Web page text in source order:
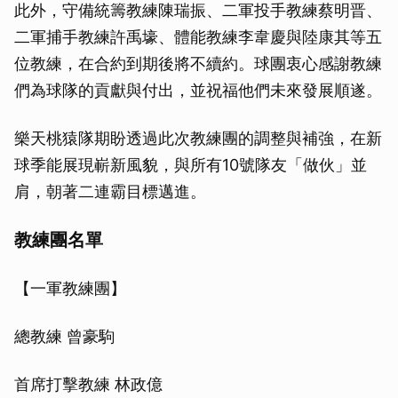
此外，守備統籌教練陳瑞振、二軍投手教練蔡明晋、
二軍捕手教練許禹壕、體能教練李韋慶與陸康其等五
位教練，在合約到期後將不續約。球團衷心感謝教練
們為球隊的貢獻與付出，並祝福他們未來發展順遂。
樂天桃猿隊期盼透過此次教練團的調整與補強，在新
球季能展現嶄新風貌，與所有10號隊友「做伙」並
肩，朝著二連霸目標邁進。
教練團名單
【一軍教練團】
總教練 曾豪駒
首席打擊教練 林政億